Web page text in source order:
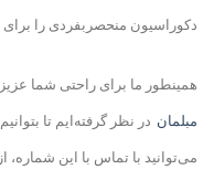
دکوراسیون منحصربفردی را برای
همینطور ما برای راحتی شما
مبلمان در نظر گرفتهایم تا
می‌توانید با تماس با این